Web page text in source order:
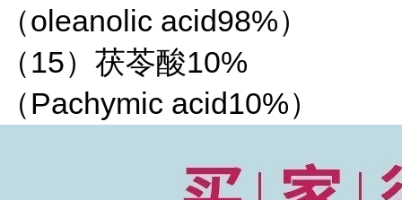
（oleanolic acid98%）
（15）茯苓酸10%
（Pachymic acid10%）